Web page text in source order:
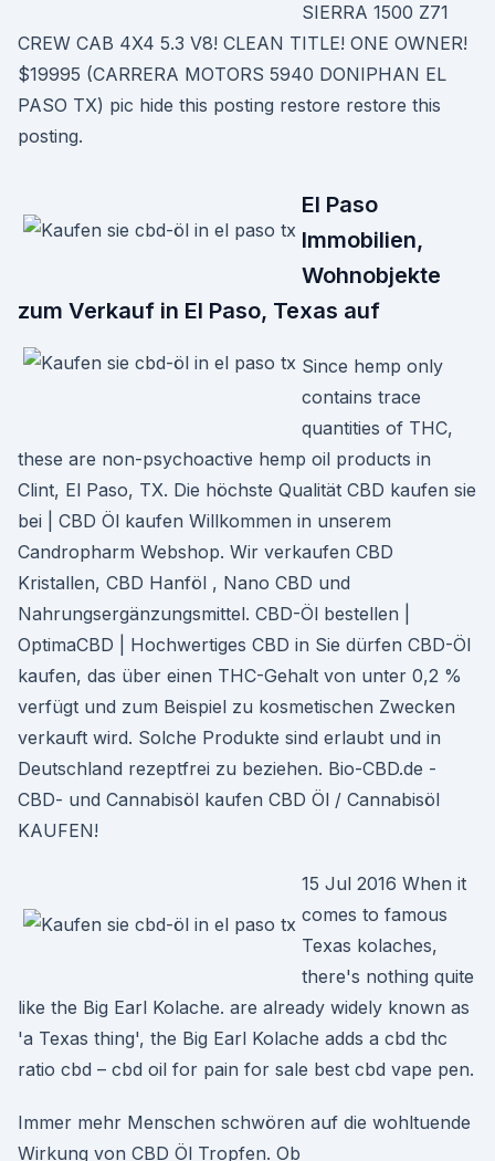
SIERRA 1500 Z71
CREW CAB 4X4 5.3 V8! CLEAN TITLE! ONE OWNER!
$19995 (CARRERA MOTORS 5940 DONIPHAN EL
PASO TX) pic hide this posting restore restore this
posting.
El Paso
Immobilien,
Wohnobjekte
zum Verkauf in El Paso, Texas auf
Since hemp only
contains trace
quantities of THC,
these are non-psychoactive hemp oil products in
Clint, El Paso, TX. Die höchste Qualität CBD kaufen sie
bei | CBD Öl kaufen Willkommen in unserem
Candropharm Webshop. Wir verkaufen CBD
Kristallen, CBD Hanföl , Nano CBD und
Nahrungsergänzungsmittel. CBD-Öl bestellen |
OptimaCBD | Hochwertiges CBD in Sie dürfen CBD-Öl
kaufen, das über einen THC-Gehalt von unter 0,2 %
verfügt und zum Beispiel zu kosmetischen Zwecken
verkauft wird. Solche Produkte sind erlaubt und in
Deutschland rezeptfrei zu beziehen. Bio-CBD.de -
CBD- und Cannabisöl kaufen CBD Öl / Cannabisöl
KAUFEN!
15 Jul 2016 When it
comes to famous
Texas kolaches,
there's nothing quite
like the Big Earl Kolache. are already widely known as
'a Texas thing', the Big Earl Kolache adds a cbd thc
ratio cbd – cbd oil for pain for sale best cbd vape pen.
Immer mehr Menschen schwören auf die wohltuende
Wirkung von CBD Öl Tropfen. Ob